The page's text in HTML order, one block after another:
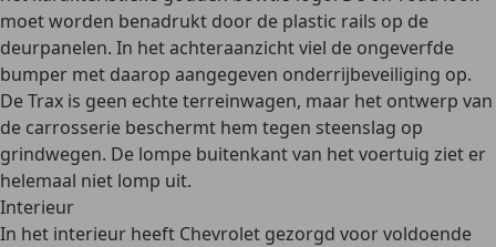
moet worden benadrukt door de plastic rails op de
deurpanelen. In het achteraanzicht viel de ongeverfde
bumper met daarop aangegeven onderrijbeveiliging op.
De Trax is geen echte terreinwagen, maar het ontwerp van
de carrosserie beschermt hem tegen steenslag op
grindwegen. De lompe buitenkant van het voertuig ziet er
helemaal niet lomp uit.
Interieur
In het interieur heeft Chevrolet gezorgd voorvoldoende